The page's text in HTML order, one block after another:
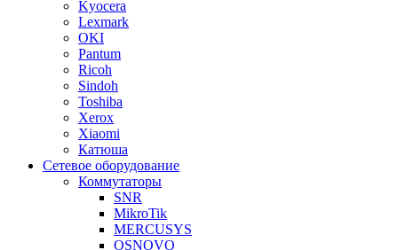
Kyocera
Lexmark
OKI
Pantum
Ricoh
Sindoh
Toshiba
Xerox
Xiaomi
Катюша
Сетевое оборудование
Коммутаторы
SNR
MikroTik
MERCUSYS
OSNOVO